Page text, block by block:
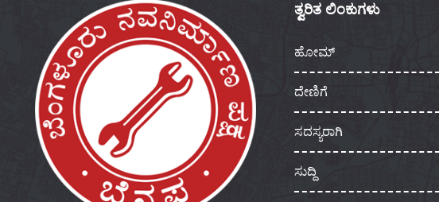
ತ್ವರಿತ ಲಿಂಕುಗಳು
ಹೋಮ್
ದೇಣಿಗೆ
ಸದಸ್ಯರಾಗಿ
ಸುದ್ದಿ